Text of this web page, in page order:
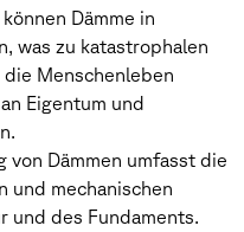
Dämme in
was zu katastrophalen
Menschenleben
Eigentum und
von Dämmen umfasst die
und mechanischen
und des Fundaments.